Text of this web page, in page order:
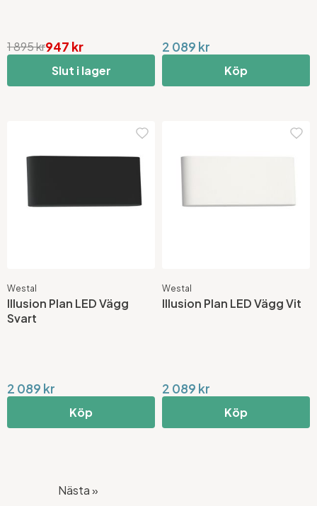
947 kr
1 895 kr
Slut i lager
2 089 kr
Köp
Westal
Illusion Plan LED Vägg
Svart
2 089 kr
Köp
Westal
Illusion Plan LED Vägg Vit
2 089 kr
Köp
Nästa »